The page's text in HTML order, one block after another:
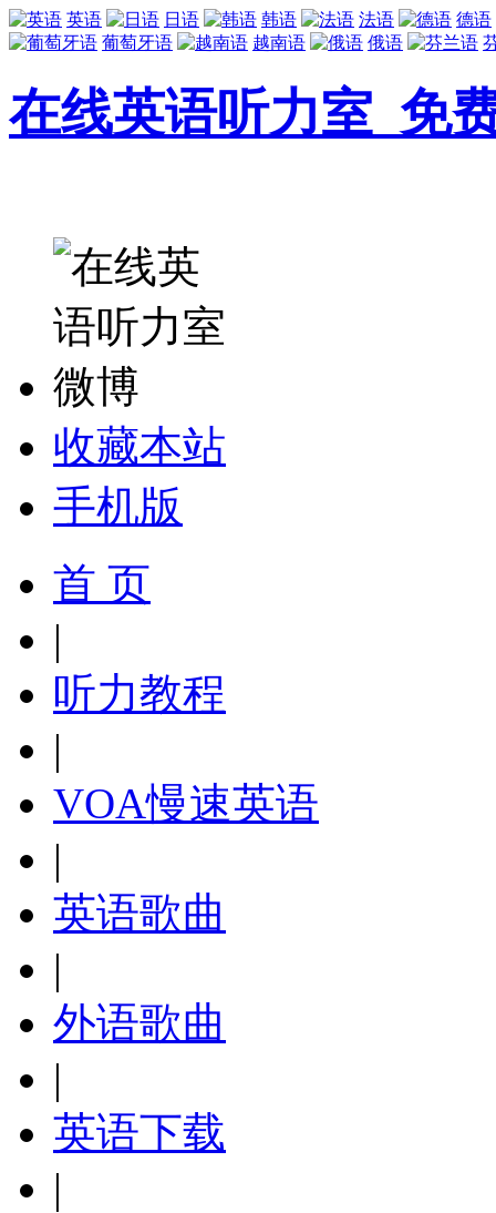
英语 日语 韩语 法语
德语
葡萄牙语
越南语 俄语
在线英语听力室_免
收藏本站
手机版
首 页
|
听力教程
|
VOA慢速英语
|
英语歌曲
|
外语歌曲
|
英语下载
|